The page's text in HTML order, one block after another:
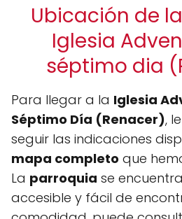
Ubicación de
Iglesia
séptimo dia
Para llegar a la Iglesia
Séptimo Día (Renacer),
seguir las indicaciones
mapa completo que
La parroquia se
accesible y fácil de